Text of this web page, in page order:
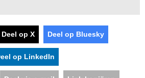
Deel op X Deel op Bluesky
op LinkedIn